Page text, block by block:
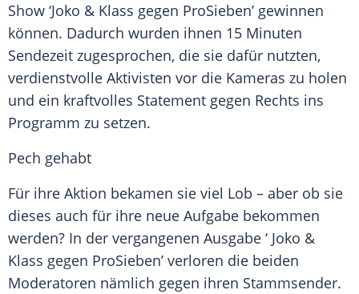
Show ‘Joko & Klass gegen ProSieben’ gewinnen
können. Dadurch wurden ihnen 15 Minuten
Sendezeit zugesprochen, die sie dafür nutzten,
verdienstvolle Aktivisten vor die Kameras zu holen
und ein kraftvolles Statement gegen Rechts ins
Programm zu setzen.
Pech gehabt
Für ihre Aktion bekamen sie viel Lob – aber ob sie
dieses auch für ihre neue Aufgabe bekommen
werden? In der vergangenen Ausgabe ‘ Joko &
Klass gegen ProSieben’ verloren die beiden
Moderatoren nämlich gegen ihren Stammsender.